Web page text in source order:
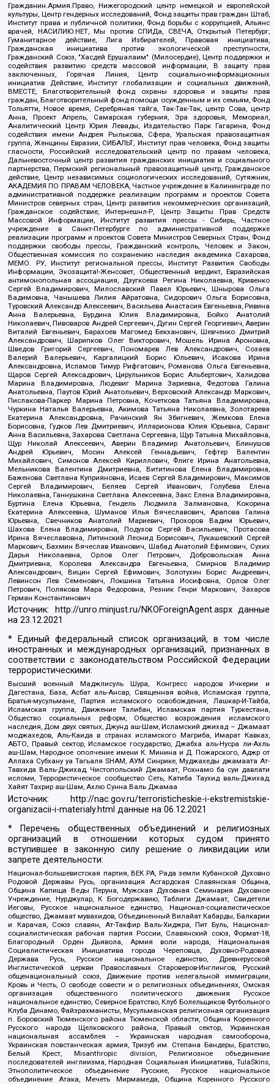
Гражданин.Армия.Право, Нижегородский центр немецкой и европейской
культуры, Центр гендерных исследований, Фонд защиты прав граждан Штаб,
Институт права и публичной политики, Фонд борьбы с коррупцией, Альянс
врачей, НАСИЛИЮ.НЕТ, Мы против СПИДа, СВЕЧА, Открытый Петербург,
Гуманитарное действие, Лига Избирателей, Правовая инициатива,
Гражданская инициатива против экологической преступности,
Гражданский Союз, "Хасдей Ерушалаим" (Милосердие), Центр поддержки и
содействия развитию средств массовой информации, В защиту прав
заключенных, Горячая Линия, Центр социально-информационных
инициатив Действие, Институт глобализации и социальных движений,
ВМЕСТЕ, Благотворительный фонд охраны здоровья и защиты прав
граждан, Благотворительный фонд помощи осужденным и их семьям, Фонд
Тольятти, Новое время, Серебряная тайга, Так-Так-Так, центр Сова, центр
Анна, Проект Апрель, Самарская губерния, Эра здоровья, Мемориал,
Аналитический Центр Юрия Левады, Издательство Парк Гагарина, Фонд
содействия имени Андрея Рылькова, Сфера, Уральская правозащитная
группа, Женщины Евразии, СИБАЛЬТ, Институт прав человека, Фонд защиты
гласности, Российский исследовательский центр по правам человека,
Дальневосточный центр развития гражданских инициатив и социального
партнерства, Пермский региональный правозащитный центр, Гражданское
действие, Центр независимых социологических исследований, Сутяжник,
АКАДЕМИЯ ПО ПРАВАМ ЧЕЛОВЕКА, Частное учреждение в Калининграде по
административной поддержке реализации программ и проектов Совета
Министров северных стран, Центр развития некоммерческих организаций,
Гражданское содействие, Интернешнл-Р, Центр Защиты Прав Средств
Массовой Информации, Институт развития прессы - Сибирь, Частное
учреждение в Санкт-Петербурге по административной поддержке
реализации программ и проектов Совета Министров Северных Стран, Фонд
поддержки свободы прессы, Гражданский контроль, Человек и Закон,
Общественная комиссия по сохранению наследия академика Сахарова,
МЕМО. РУ, Институт региональной прессы, Институт Развития Свободы
Информации, Экозащита!-Женсовет, Общественный вердикт, Евразийская
антимонопольная ассоциация, Дзугкоева Регина Николаевна, Кривенко
Сергей Владимирович, Милославский Павел Юрьевич, Шнырова Ольга
Вадимовна, Чанышева Лилия Айратовна, Сидорович Ольга Борисовна,
Туровский Александр Алексеевич, Васильева Анастасия Евгеньевна, Ривина
Анна Валерьевна, Бурдина Юлия Владимировна, Бойко Анатолий
Николаевич, Пивоваров Андрей Сергеевич, Дугин Сергей Георгиевич, Аверин
Виталий Евгеньевич, Барахоев Магомед Бекханович, Шевченко Дмитрий
Александрович, Шарипков Олег Викторович, Мошель Ирина Ароновна,
Шведов Григорий Сергеевич, Пономарев Лев Александрович, Созаев
Валерий Валерьевич, Каргалицкий Борис Юльевич, Исакова Ирина
Александровна, Исламов Тимур Рифгатович, Романова Ольга Евгеньевна,
Щаров Сергей Алексадрович, Цирульников Борис Альбертович, Халидова
Марина Владимировна, Людевиг Марина Зариевна, Федотова Галина
Анатольевна, Паутов Юрий Анатольевич, Верховский Александр Маркович,
Пислакова-Паркер Марина Петровна, Кочеткова Татьяна Владимировна,
Чуркина Наталья Валерьевна, Акимова Татьяна Николаевна, Золотарева
Екатерина Александровна, Рачинский Ян Збигневич, Жемкова Елена
Борисовна, Гудков Лев Дмитриевич, Илларионова Юлия Юрьевна, Саранг
Анна Васильевна, Захарова Светлана Сергеевна, Щур Татьяна Михайловна,
Щур Николай Алексеевич, Аверин Владимир Анатольевич, Блинушов
Андрей Юрьевич, Мосин Алексей Геннадьевич, Гефтер Валентин
Михайлович, Симонов Алексей Кириллович, Флиге Ирина Анатольевна,
Мельникова Валентина Дмитриевна, Вититинова Елена Владимировна,
Баженова Светлана Куприяновна, Исаев Сергей Владимирович, Максимов
Сергей Владимирович, Беляев Сергей Иванович, Голубева Елена
Николаевна, Ганнушкина Светлана Алексеевна, Закс Елена Владимировна,
Буртина Елена Юрьевна, Гендель Людмила Залмановна, Кокорина
Екатерина Алексеевна, Шуманов Илья Вячеславович, Арапова Галина
Юрьевна, Свечников Анатолий Мариевич, Прохоров Вадим Юрьевич,
Шахова Елена Владимировна, Подузов Сергей Васильевич, Протасова
Ирина Вячеславовна, Литинский Леонид Борисович, Лукашевский Сергей
Маркович, Бахмин Вячеслав Иванович, Шабад Анатолий Ефимович, Сухих
Дарья Николаевна, Орлов Олег Петрович, Добровольская Анна
Дмитриевна, Королева Александра Евгеньевна, Смирнов Владимир
Александрович, Вицин Сергей Ефимович, Золотухин Борис Андреевич,
Левинсон Лев Семенович, Локшина Татьяна Иосифовна, Орлов Олег
Петрович, Полякова Мара Федоровна, Резник Генри Маркович, Захаров
Герман Константинович
Источник: http://unro.minjust.ru/NKOForeignAgent.aspxданные
на23.12.2021
* Единый федеральный список организаций, в том числе
иностранных и международных организаций, признанных в
соответствии с законодательством Российской Федерации
террористическими:
Высший военный Маджлисуль Шура, Конгресс народов Ичкерии и
Дагестана, База, Асбат аль-Ансар, Священная война, Исламская группа,
Братья-мусульмане, Партия исламского освобождения, Лашкар-И-Тайба,
Исламская группа, Движение Талибан, Исламская партия Туркестана,
Общество социальных реформ, Общество возрождения исламского
наследия, Дом двух святых, Джунд аш-Шам, Исламский джихад – Джамаат
моджахедов, Аль-Каида в странах исламского Магриба, Имарат Кавказ,
АБТО, Правый сектор, Исламское государство, Джабха аль-Нусра ли-Ахль
аш-Шам, Народное ополчение имени К. Минина и Д. Пожарского, Аджр от
Аллаха Субхану уа Тагьаля SHAM, АУМ Синрике, Муджахеды джамаата Ат-
Тавхида Валь-Джихад, Чистопольский Джамаат, Рохнамо ба суи давлати
исломи, Террористическое сообщество Сеть, Катиба Таухид валь-Джихад,
Хайят Тахрир аш-Шам, Ахлю Сунна Валь Джамаа
Источник:
http://nac.gov.ru/terroristicheskie-i-ekstremistskie-
organizacii-i-materialy.html данные на06.12.2021
* Перечень общественных объединений и религиозных
организаций в отношении которых судом принято
вступившее в законную силу решение о ликвидации или
запрете деятельности:
Национал-большевистская партия, ВЕК РА, Рада земли Кубанской Духовно
Родовой Державы Русь, организация Асгардская Славянская Община,
Община Капища Веды Перуна, Мужская Духовная Семинария Духовное
Учреждение, Нурджулар, К Богодержавию, Таблиги Джамаат, Свидетели
Иеговы, Русское национальное единство, Национал-социалистическое
общество, Джамаат мувахидов, Объединенный Вилайат Кабарды, Балкарии
и Карачая, Союз славян, Ат-Такфир Валь-Хиджра, Пит Буль, Национал-
социалистическая рабочая партия России, Славянский союз, Формат-18,
Благородный Орден Дьявола, Армия воли народа, Национальная
Социалистическая Инициатива города Череповца, Духовно-Родовая
Держава Русь, Русское национальное единство, Древнерусской
Инглистической церкви Православных Староверов-Инглингов, Русский
общенациональный союз, Движение против нелегальной иммиграции,
Кровь и Честь, О свободе совести и о религиозных объединениях, Омская
организация общественного политического движения Русское
национальное единство, Северное Братство, Клуб Болельщиков Футбольного
Клуба Динамо, Файзрахманисты, Мусульманская религиозная организация
п. Боровский Тюменского района Тюменской области, Община Коренного
Русского народа Щелковского района, Правый сектор, Украинская
национальная ассамблея – Украинская народная самооборона,
Украинская повстанческая армия, Тризуб им. Степана Бандеры, Братство,
Белый Крест, Misanthropic division, Религиозное объединение
последователей инглиизма, Народная Социальная Инициатива, TulaSkins,
Этнополитическое объединение Русские, Русское национальное
объединение Атака, Мечеть Мирмамеда, Община Коренного Русского